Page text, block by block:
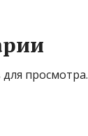
просмотра.